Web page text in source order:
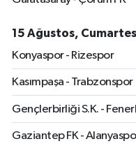
15 Ağustos,
Konyaspor - Rizespor
Kasımpaşa - Trabzonspor
Gençlerbirliği S.K. -
Gaziantep FK -